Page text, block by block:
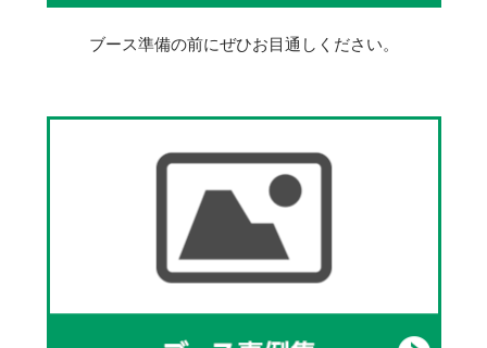
ブース準備の前にぜひお目通しください。